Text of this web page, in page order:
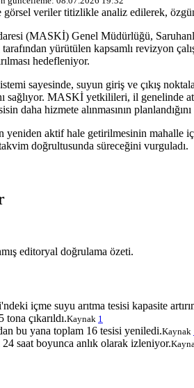
veriler titizlikle analiz edilerek,
(MASKİ) Genel Müdürlüğü,
yürütülen kapsamlı revizyon
hedefleniyor.
sayesinde, suyun giriş ve çıkış
sağlıyor. MASKİ yetkilileri, il genelinde
daha hizmete alınmasının planlandığını
yeniden aktif hale getirilmesinin
doğrultusunda süreceğini vurguladı.
editoryal doğrulama özeti.
içme suyu arıtma tesisi kapasite
çıkarıldı.Kaynak 1
bu yana toplam 16 tesisi yeniledi.Kaynak
saat boyunca anlık olarak izleniyor.